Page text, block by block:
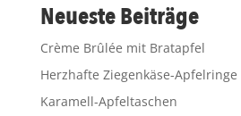
Neueste Beiträge
Crème Brûlée mit Bratapfel
Herzhafte Ziegenkäse-Apfelringe
Karamell-Apfeltaschen